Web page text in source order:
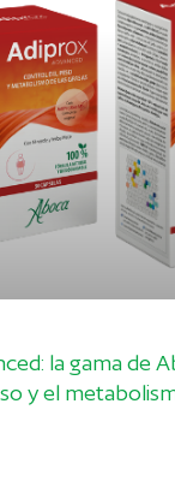
la gama de
y el